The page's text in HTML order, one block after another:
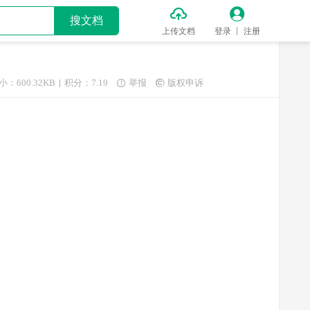
搜文档 
上传文档

登录 注册
：600.32KB 积分：7.19  举报  版权申诉